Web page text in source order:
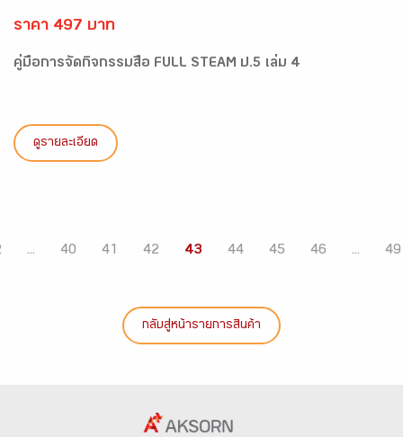
ราคา 497 บาท
คู่มือการจัดกิจกรรมสื่อ FULL STEAM ป.5 เล่ม 4
ดูรายละเอียด
... 40 41 42 43 44 45 46 ... 49
กลับสู่หน้ารายการสินค้า